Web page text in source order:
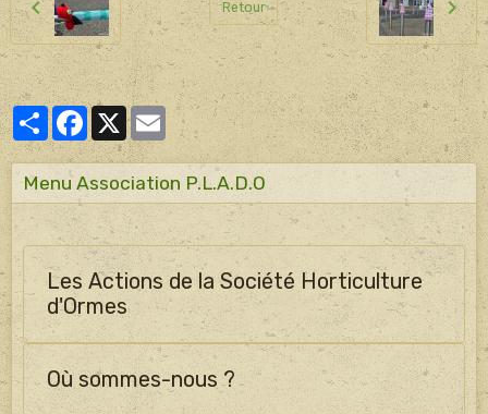
Retour
PartagerFacebook
X Email
Menu Association P.L.A.D.O
Les Actions de la Société Horticulture
d'Ormes
Où sommes-nous ?